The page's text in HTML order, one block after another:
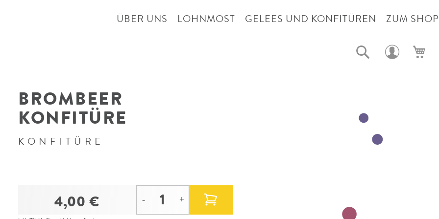
ÜBER UNS LOHNMOST GELEES UND KONFITÜREN ZUM SHOP
Suche
BROMBEER
KONFITÜRE
KONFITÜRE
4,00 € - +